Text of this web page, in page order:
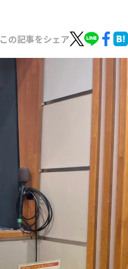
この記事をシェア